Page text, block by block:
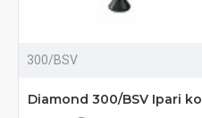
300/BSV
Diamond 300/BSV Ipari